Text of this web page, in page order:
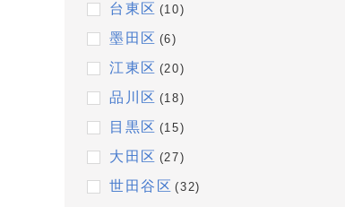
台東区 (10)
墨田区 (6)
江東区 (20)
品川区 (18)
目黒区 (15)
大田区 (27)
世田谷区 (32)